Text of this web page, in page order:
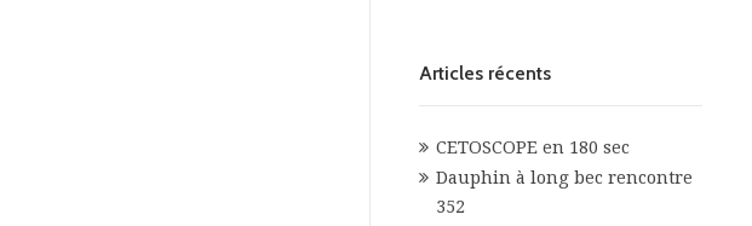
Articles récents
CETOSCOPE en 180 sec
Dauphin à long bec rencontre
352